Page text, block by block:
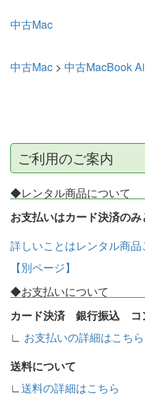
中古Mac
中古Mac > 中古MacBook
ご利用のご案内
◆レンタル商品について
お支払いはカード決済の
詳しいことはレンタル商
【別ページ】
◆お支払いについて
カード決済 銀行振込 コ
∟ お支払いの詳細はこちら
送料について
∟送料の詳細はこちら